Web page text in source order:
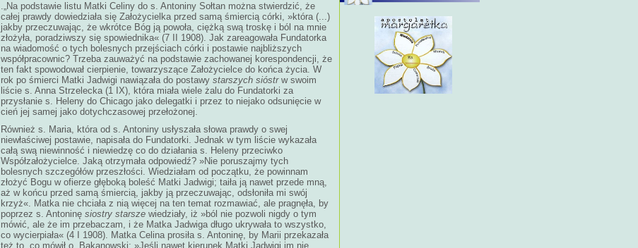
.„Na podstawie listu Matki Celiny do s. Antoniny Sołtan można stwierdzić, że
całej prawdy dowiedziała się Założycielka przed samą śmiercią córki, »która (...)
jakby przeczuwając, że wkrótce Bóg ją powoła, ciężką swą troskę i ból na mnie
złożyła, poradziwszy się spowiednika« (7 II 1908). Jak zareagowała Fundatorka
na wiadomość o tych bolesnych przejściach córki i postawie najbliższych
współpracownic? Trzeba zauważyć na podstawie zachowanej korespondencji, że
ten fakt spowodował cierpienie, towarzyszące Założycielce do końca życia. W
rok po śmierci Matki Jadwigi nawiązała do postawy starszych sióstrw swoim
liście s. Anna Strzelecka (1 IX), która miała wiele żalu do Fundatorki za
przysłanie s. Heleny do Chicago jako delegatki i przez to niejako odsunięcie w
cień jej samej jako dotychczasowej przełożonej.
Również s. Maria, która od s. Antoniny usłyszała słowa prawdy o swej
niewłaściwej postawie, napisała do Fundatorki. Jednak w tym liście wykazała
całą swą niewinność i niewiedzę co do działania s. Heleny przeciwko
Współzałożycielce. Jaką otrzymała odpowiedź? »Nie poruszajmy tych
bolesnych szczegółów przeszłości. Wiedziałam od początku, że powinnam
złożyć Bogu w ofierze głęboką boleść Matki Jadwigi; taiła ją nawet przede mną,
aż w końcu przed samą śmiercią, jakby ją przeczuwając, odsłoniła mi swój
krzyż«. Matka nie chciała z nią więcej na ten temat rozmawiać, ale pragnęła, by
poprzez s. Antoninę siostry starsze wiedziały, iż »ból nie pozwoli nigdy o tym
mówić, ale że im przebaczam, i że Matka Jadwiga długo ukrywała to wszystko,
co wycierpiała« (4 I 1908). Matka Celina prosiła s. Antoninę, by Marii przekazała
też to, co mówił o. Bakanowski: »Jeśli nawet kierunek Matki Jadwigi im nie